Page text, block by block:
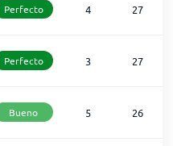
Perfecto 4 27
Perfecto 3 27
Bueno 5 26